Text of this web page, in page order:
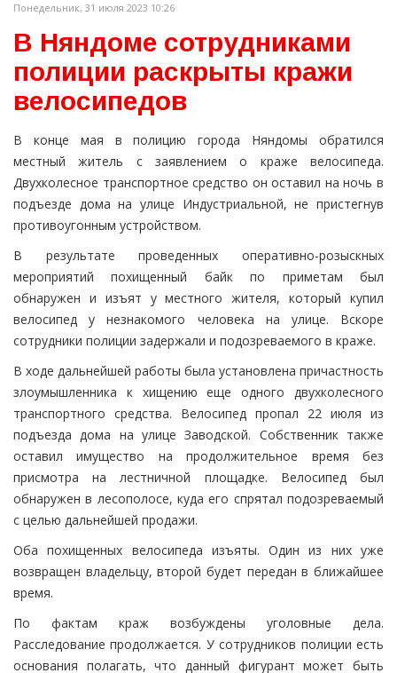
Понедельник, 31 июля 2023 10:26
В Няндоме сотрудниками
полиции раскрыты кражи
велосипедов
В конце мая в полицию города Няндомы обратился
местный житель с заявлением о краже велосипеда.
Двухколесное транспортное средство он оставил на ночь в
подъезде дома на улице Индустриальной, не пристегнув
противоугонным устройством.
В результате проведенных оперативно-розыскных
мероприятий похищенный байк по приметам был
обнаружен и изъят у местного жителя, который купил
велосипед у незнакомого человека на улице. Вскоре
сотрудники полиции задержали и подозреваемого в краже.
В ходе дальнейшей работы была установлена причастность
злоумышленника к хищению еще одного двухколесного
транспортного средства. Велосипед пропал 22 июля из
подъезда дома на улице Заводской. Собственник также
оставил имущество на продолжительное время без
присмотра на лестничной площадке. Велосипед был
обнаружен в лесополосе, куда его спрятал подозреваемый
с целью дальнейшей продажи.
Оба похищенных велосипеда изъяты. Один из них уже
возвращен владельцу, второй будет передан в ближайшее
время.
По фактам краж возбуждены уголовные дела.
Расследование продолжается. У сотрудников полиции есть
основания полагать, что данный фигурант может быть